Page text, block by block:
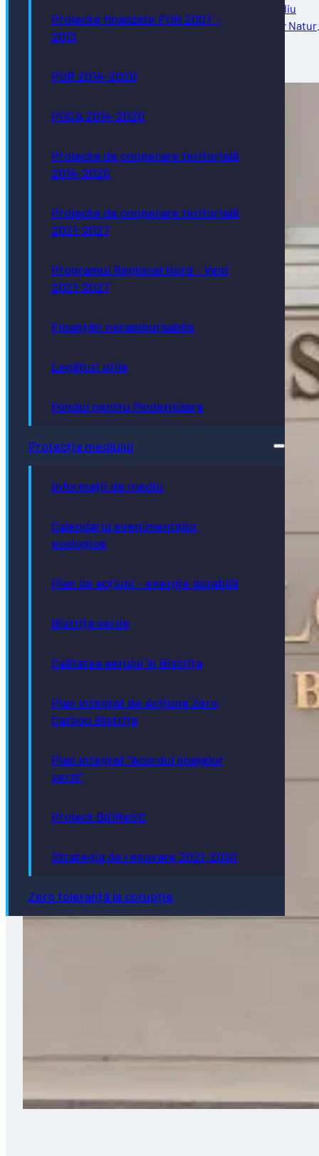
Proiecte finalizate POR 2007 -
2013
POR 2014-2020
POCA 2014-2020
Proiecte de cooperare teritorială
2014-2020
Proiecte de cooperare teritorială
2021-2027
Programul Regional Nord - Vest
2021-2027
Finanțări nerambursabile
Legături utile
Fondul pentru Modernizare
Protecția mediului
Informații de mediu
Calendarul evenimentelor
ecologice
Plan de acțiuni - energie durabilă
Bistrița verde
Calitatea aerului în Bistrița
Plan Integrat de Acțiune Zero
Carbon Bistrița
Plan integrat “Acordul orașelor
verzi”
Proiect BiOReSC
Strategia de renovare 2021-2050
Zero toleranță la corupție
obiect: Servicii de consultanță pentru elaborare Studiu
inventariere și cartografiere a speciilor si habitatelor
2000 precum și a speciilor invazive…